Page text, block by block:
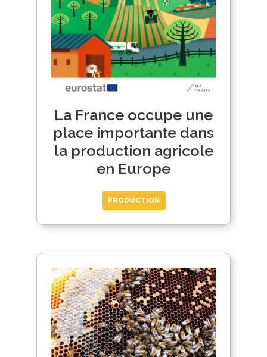
La France occupe une
place importante dans
la production agricole
en Europe
PRODUCTION